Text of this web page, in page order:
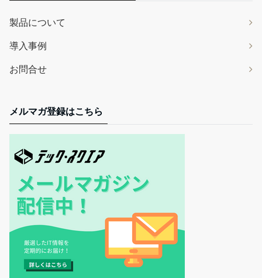
製品について
導入事例
お問合せ
メルマガ登録はこちら